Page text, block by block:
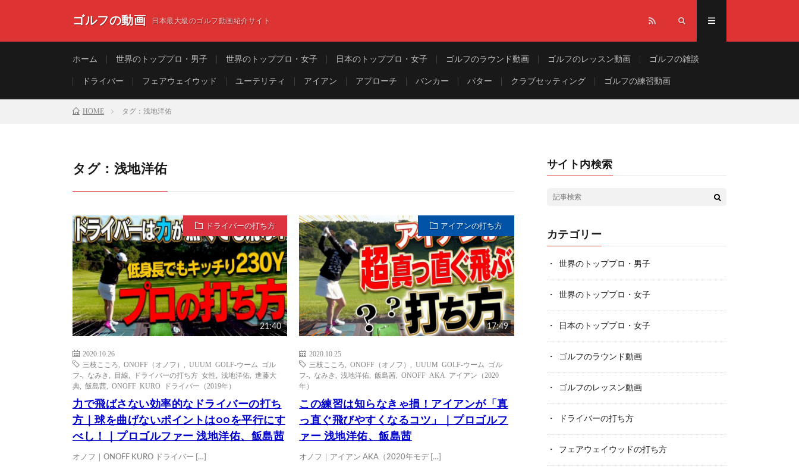
ゴルフの動画 日本最大級のゴルフ動画紹介サイト
ホーム 世界のトッププロ・男子 世界のトッププロ・女子 日本のトッププロ・女子 ゴルフのラウンド動画 ゴルフのレッスン動画 ゴルフの雑談
ドライバー フェアウェイウッド ユーテリティ アイアン アプローチ バンカー パター クラブセッティング ゴルフの練習動画
HOME タグ：浅地洋佑
タグ：浅地洋佑
ドライバーの打ち方
21:40
2020.10.26
三枝こころ
ONOFF（オノフ）
UUUM GOLF-ウーム ゴル
フ-
なみき 目線 ドライバーの打ち方 女性 浅地洋佑
進藤大
典
飯島茜 ONOFF KURO ドライバー（2019年）
力で飛ばさない効率的なドライバーの打ち
方｜球を曲げないポイントは○○を平行にす
べし！｜プロゴルファー 浅地洋佑、飯島茜
オノフ｜ONOFF KURO ドライバー […]
アイアンの打ち方
17:49
2020.10.25
三枝こころ
,ONOFF（オノフ） ,UUUM GOLF-ウーム ゴル
フ-
なみき ,浅地洋佑 ,飯島茜 ,ONOFF AKA アイアン（2020
年）
この練習は知らなきゃ損！アイアンが「真
っ直ぐ飛びやすくなるコツ」｜プロゴルフ
ァー 浅地洋佑、飯島茜
オノフ｜アイアン AKA（2020年モデ […]
サイト内検索
カテゴリー
世界のトッププロ・男子
世界のトッププロ・女子
日本のトッププロ・女子
ゴルフのラウンド動画
ゴルフのレッスン動画
ドライバーの打ち方
フェアウェイウッドの打ち方